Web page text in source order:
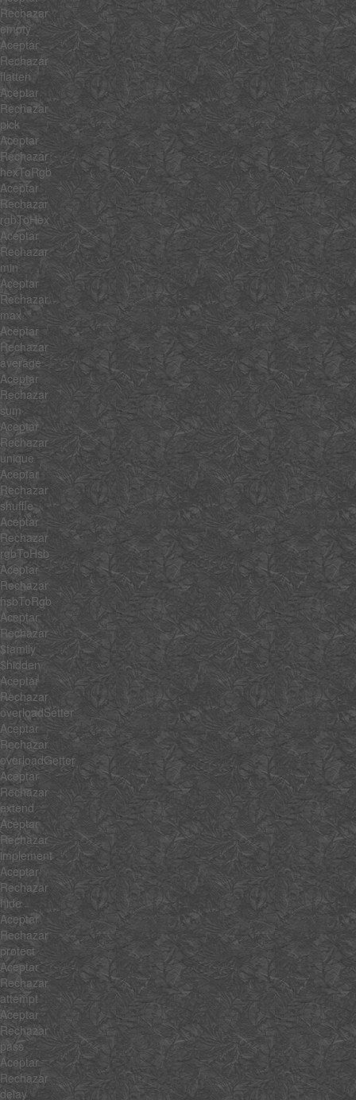
Rechazar
empty
Aceptar
Rechazar
flatten
Aceptar
Rechazar
pick
Aceptar
Rechazar
hexToRgb
Aceptar
Rechazar
rgbToHex
Aceptar
Rechazar
min
Aceptar
Rechazar
max
Aceptar
Rechazar
average
Aceptar
Rechazar
sum
Aceptar
Rechazar
unique
Aceptar
Rechazar
shuffle
Aceptar
Rechazar
rgbToHsb
Aceptar
Rechazar
hsbToRgb
Aceptar
Rechazar
$family
$hidden
Aceptar
Rechazar
overloadSetter
Aceptar
Rechazar
overloadGetter
Aceptar
Rechazar
extend
Aceptar
Rechazar
implement
Aceptar
Rechazar
hide
Aceptar
Rechazar
protect
Aceptar
Rechazar
attempt
Aceptar
Rechazar
pass
Aceptar
Rechazar
delay